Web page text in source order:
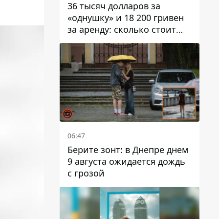
36 тысяч долларов за
«однушку» и 18 200 гривен
за аренду: сколько стоит
жилье в Днепропетровской
области
06:47
Берите зонт: в Днепре днем ​​
9 августа ожидается дождь
с грозой